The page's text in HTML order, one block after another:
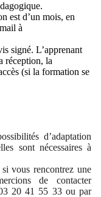
est d’un mois, en
à
signé. L’apprenant
réception, la
(si la formation se
d’adaptation
sont nécessaires à
vous rencontrez une
de contacter
20 41 55 33 ou par